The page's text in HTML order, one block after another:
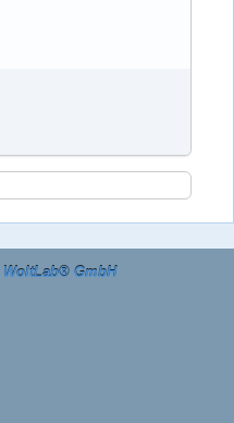
WoltLab® GmbH